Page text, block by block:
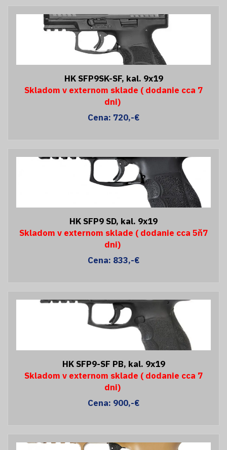
HK SFP9SK-SF, kal. 9x19
Skladom v externom sklade ( dodanie cca 7
dni)
Cena: 720,-€
HK SFP9 SD, kal. 9x19
Skladom v externom sklade ( dodanie cca 5ň7
dni)
Cena: 833,-€
HK SFP9-SF PB, kal. 9x19
Skladom v externom sklade ( dodanie cca 7
dni)
Cena: 900,-€